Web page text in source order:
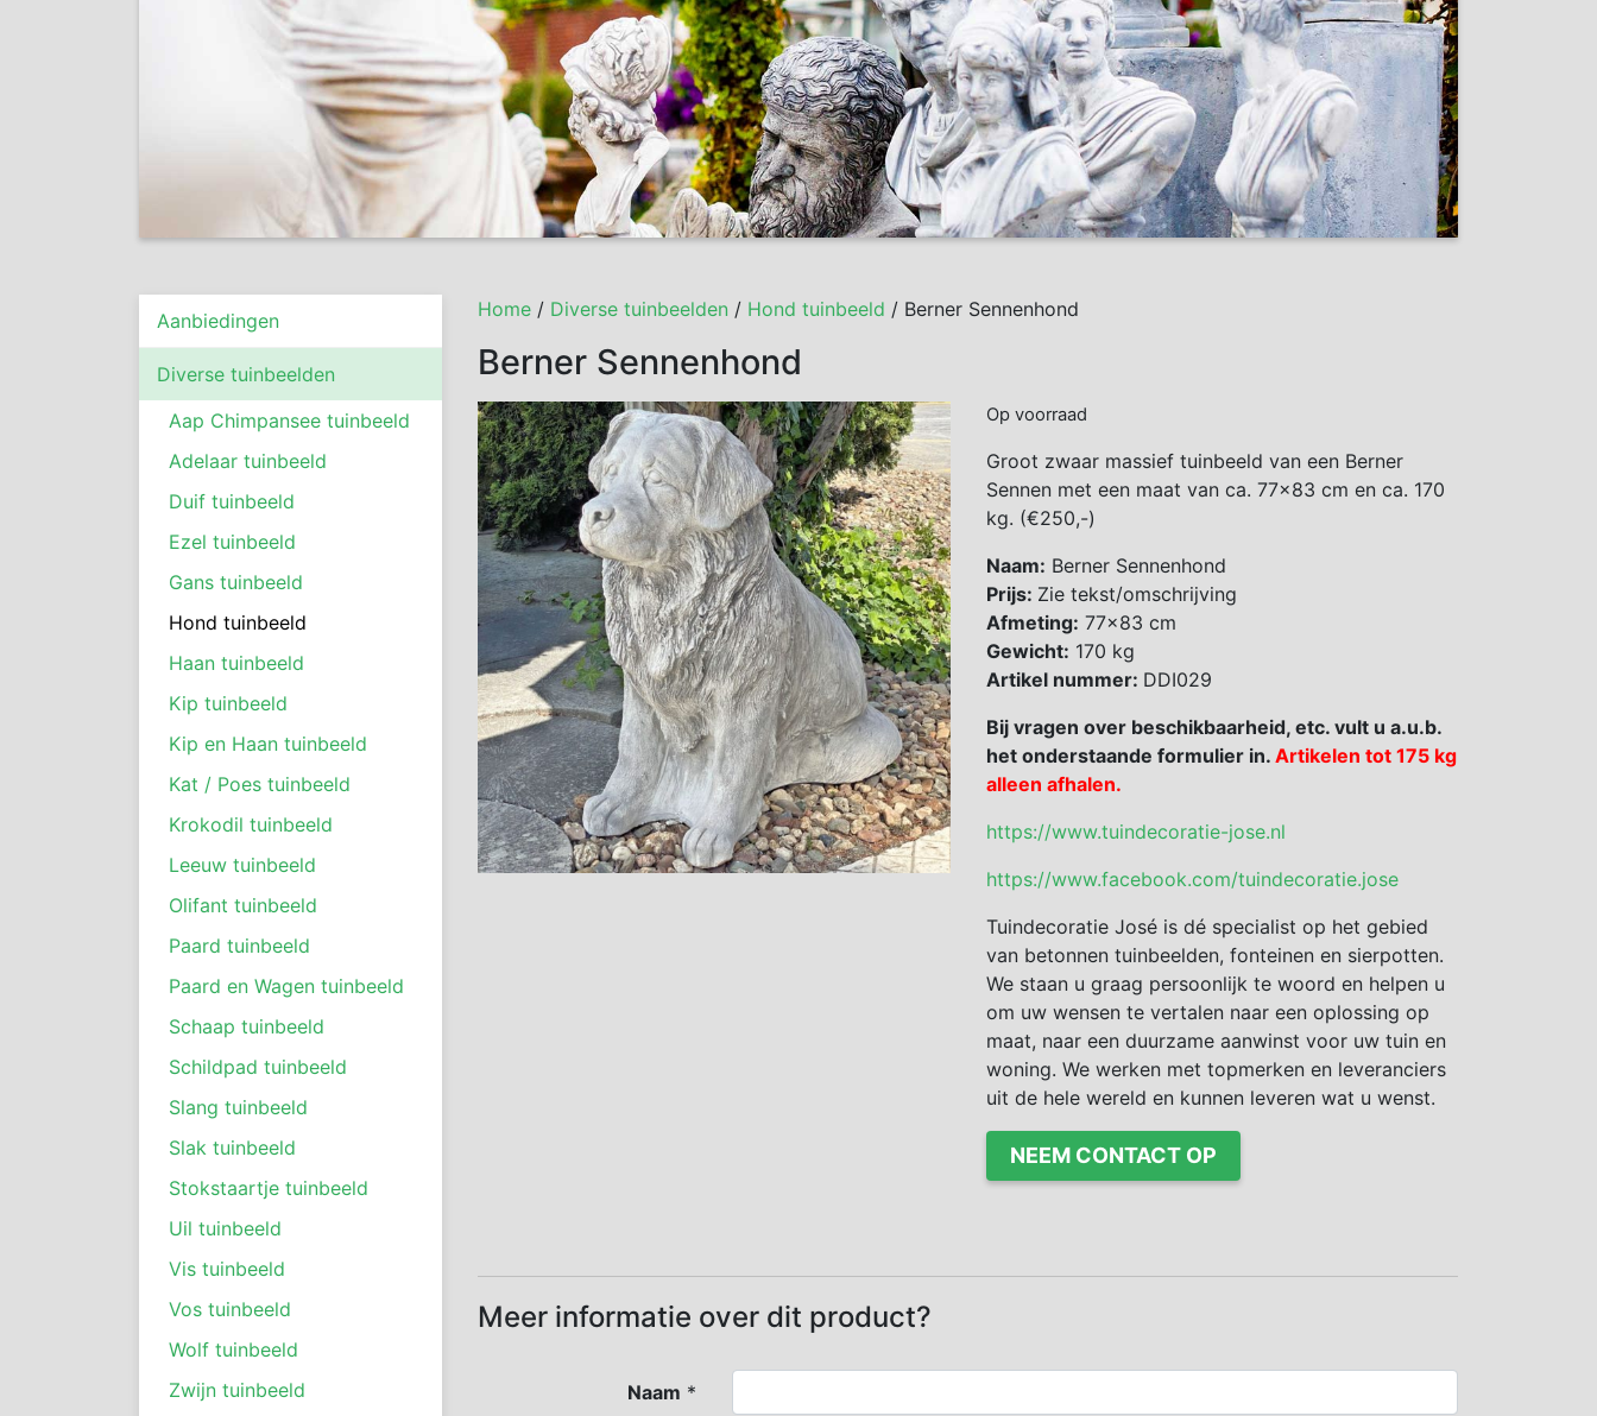
Aanbiedingen
Diverse tuinbeelden
Aap Chimpansee tuinbeeld
Adelaar tuinbeeld
Duif tuinbeeld
Ezel tuinbeeld
Gans tuinbeeld
Hond tuinbeeld
Haan tuinbeeld
Kip tuinbeeld
Kip en Haan tuinbeeld
Kat / Poes tuinbeeld
Krokodil tuinbeeld
Leeuw tuinbeeld
Olifant tuinbeeld
Paard tuinbeeld
Paard en Wagen tuinbeeld
Schaap tuinbeeld
Schildpad tuinbeeld
Slang tuinbeeld
Slak tuinbeeld
Stokstaartje tuinbeeld
Uil tuinbeeld
Vis tuinbeeld
Vos tuinbeeld
Wolf tuinbeeld
Zwijn tuinbeeld
Home / Diverse tuinbeelden / Hond tuinbeeld / Berner Sennenhond
Berner Sennenhond
Op voorraad
Groot zwaar massief tuinbeeld van een Berner
Sennen met een maat van ca. 77×83 cm en ca. 170
kg. (€250,-)
Naam: Berner Sennenhond
Prijs: Zie tekst/omschrijving
Afmeting: 77×83 cm
Gewicht: 170 kg
Artikel nummer: DDI029
Bij vragen over beschikbaarheid, etc. vult u a.u.b.
het onderstaande formulier in. Artikelen tot 175 kg
alleen afhalen.
https://www.tuindecoratie-jose.nl
https://www.facebook.com/tuindecoratie.jose
Tuindecoratie José is dé specialist op het gebied
van betonnen tuinbeelden, fonteinen en sierpotten.
We staan u graag persoonlijk te woord en helpen u
om uw wensen te vertalen naar een oplossing op
maat, naar een duurzame aanwinst voor uw tuin en
woning. We werken met topmerken en leveranciers
uit de hele wereld en kunnen leveren wat u wenst.
NEEM CONTACT OP
Meer informatie over dit product?
Naam *